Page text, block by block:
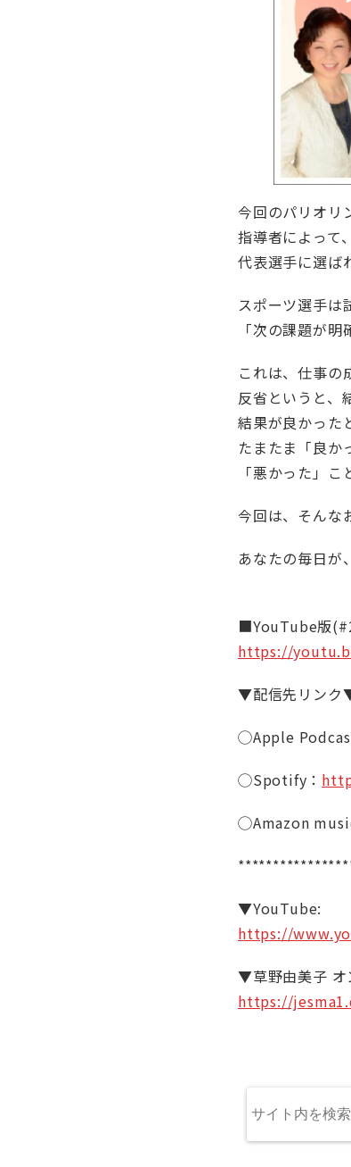
今回のパリオリ
指導者によって
代表選手に選ば
スポーツ選手は
「次の課題が
これは、仕事の
反省というと、
結果が良かった
たまたま「良か
「悪かった」
今回は、そんな
あなたの毎日
■YouTube版
https://
▼配信先リン
◯Apple
◯Spotify：
◯Amazon
▼YouTube:
https://
▼草野由美子 オ
https://